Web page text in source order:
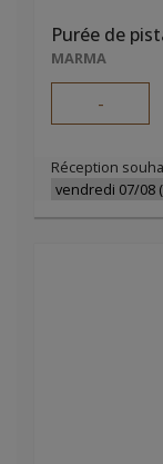
Purée de
MARMA
-
Réception